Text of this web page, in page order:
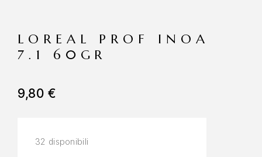
LOREAL PROF INOA
7.1 60GR
9,80€
32 disponibili